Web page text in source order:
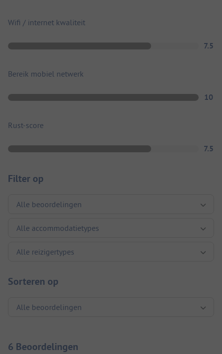
Wifi / internet kwaliteit
7.5
Bereik mobiel netwerk
10
Rust-score
7.5
Filter op
Sorteren op
6 Beoordelingen